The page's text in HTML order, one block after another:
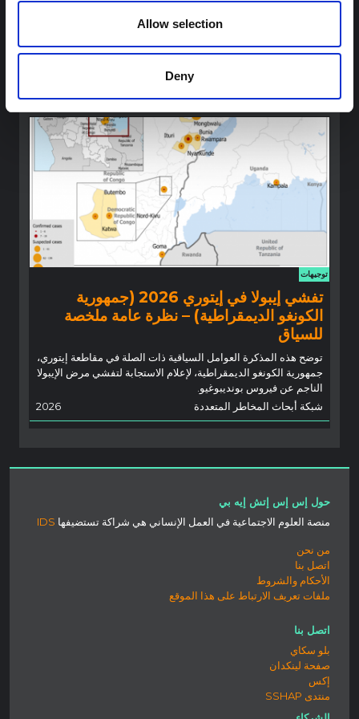
Allow selection
Deny
والسلوكية السابقة حول الإيبولا لتسليط الضوء على رؤى حرجة لجهود
توجيهات
تفشي إيبولا في إيتوري 2026 (جمهورية
الكونغو الديمقراطية) – نظرة عامة ملخصة
للسياق
توضح هذه المذكرة العوامل السياقية ذات الصلة في مقاطعة إيتوري،
جمهورية الكونغو الديمقراطية، لإعلام الاستجابة لتفشي مرض الإيبولا
الناجم عن فيروس بونديبوغيو.
شبكة أبحاث المخاطر المتعددة
2026
حول إس إس إتش إيه بي
منصة العلوم الاجتماعية في العمل الإنساني هي شراكة تستضيفها IDS
من نحن
اتصل بنا
الأحكام والشروط
ملفات تعريف الارتباط على هذا الموقع
اتصل بنا
بلو سكاي
صفحة لينكدان
إكس
منتدى SSHAP